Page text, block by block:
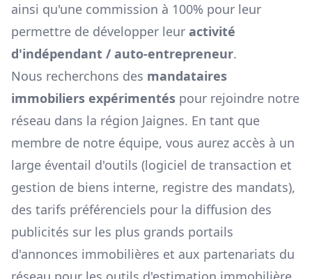
ainsi qu'une commission à 100% pour leur
permettre de développer leur activité
d'indépendant / auto-entrepreneur.
Nous recherchons des mandataires
immobiliers expérimentés pour rejoindre notre
réseau dans la région Jaignes. En tant que
membre de notre équipe, vous aurez accès à un
large éventail d'outils (logiciel de transaction et
gestion de biens interne, registre des mandats),
des tarifs préférenciels pour la diffusion des
publicités sur les plus grands portails
d'annonces immobilières et aux partenariats du